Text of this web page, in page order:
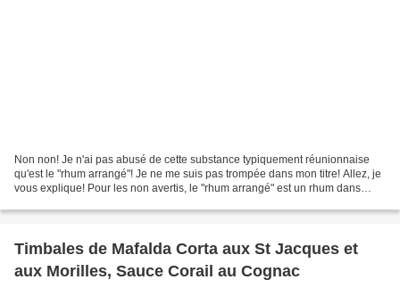
Non non! Je n'ai pas abusé de cette substance typiquement réunionnaise
qu'est le "rhum arrangé"! Je ne me suis pas trompée dans mon titre! Allez, je
vous explique! Pour les non avertis, le "rhum arrangé" est un rhum dans
Timbales de Mafalda Corta aux St Jacques et
aux Morilles, Sauce Corail au Cognac